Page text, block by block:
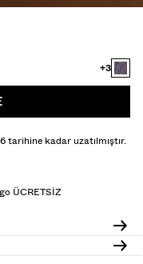
+3
kadar uzatılmıştır.
ÜCRETSİZ